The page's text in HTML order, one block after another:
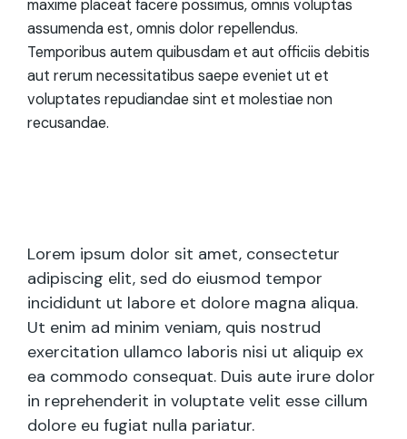
maxime placeat facere possimus, omnis voluptas
assumenda est, omnis dolor repellendus.
Temporibus autem quibusdam et aut officiis debitis
aut rerum necessitatibus saepe eveniet ut et
voluptates repudiandae sint et molestiae non
recusandae.
Lorem ipsum dolor sit amet, consectetur
adipiscing elit, sed do eiusmod tempor
incididunt ut labore et dolore magna aliqua.
Ut enim ad minim veniam, quis nostrud
exercitation ullamco laboris nisi ut aliquip ex
ea commodo consequat. Duis aute irure dolor
in reprehenderit in voluptate velit esse cillum
dolore eu fugiat nulla pariatur.